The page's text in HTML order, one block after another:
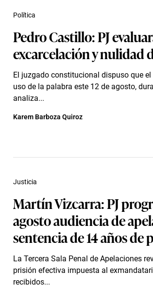
Pedro Castillo: PJ
excarcelación y nulidad
El juzgado constitucional dispuso que
uso de la palabra este 12 de agosto,
analiza...
Política
Karem Barboza Quiroz
Martín Vizcarra: PJ
agosto audiencia de
sentencia de 14 años de
La Tercera Sala Penal de Apelaciones
prisión efectiva impuesta al
recibidos...
Justicia